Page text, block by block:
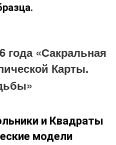
года «Сакральная
Карты.
и Квадраты
модели